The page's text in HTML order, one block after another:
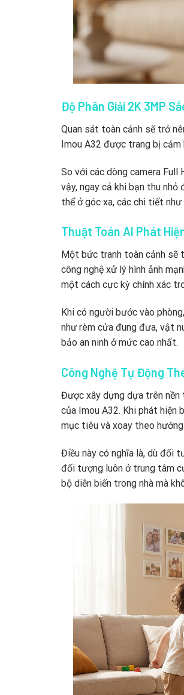
Độ Phân Giải 2K 3MP
Quan sát toàn cảnh sẽ trở
Imou A32 được trang bị
So với các dòng camera
vậy, ngay cả khi bạn thu
thể ở góc xa, các chi tiết
Thuật Toán AI Phát
Một bức tranh toàn cảnh sẽ
công nghệ xử lý hình ảnh
một cách cực kỳ chính xác
Khi có người bước vào
như rèm cửa đung đưa, vật
bảo an ninh ở mức cao nhất.
Công Nghệ Tự Động
Được xây dựng dựa trên nền
của Imou A32. Khi phát hiện
mục tiêu và xoay theo
Điều này có nghĩa là, dù đối
đối tượng luôn ở trung tâm
bộ diễn biến trong nhà mà